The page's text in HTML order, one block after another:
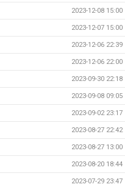
2023-12-08 15:00
2023-12-07 15:00
2023-12-06 22:39
2023-12-06 22:00
2023-09-30 22:18
2023-09-08 09:05
2023-09-02 23:17
2023-08-27 22:42
2023-08-27 13:00
2023-08-20 18:44
2023-07-29 23:47